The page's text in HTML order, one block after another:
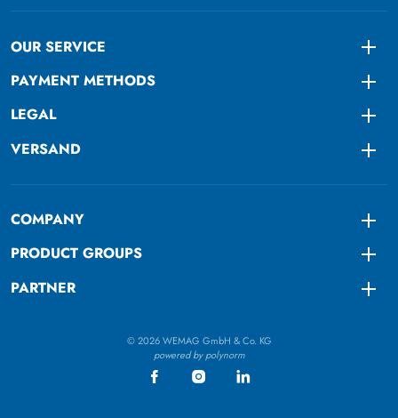
OUR SERVICE
PAYMENT METHODS
LEGAL
VERSAND
COMPANY
PRODUCT GROUPS
PARTNER
© 2026 WEMAG GmbH & Co. KG
powered by polynorm